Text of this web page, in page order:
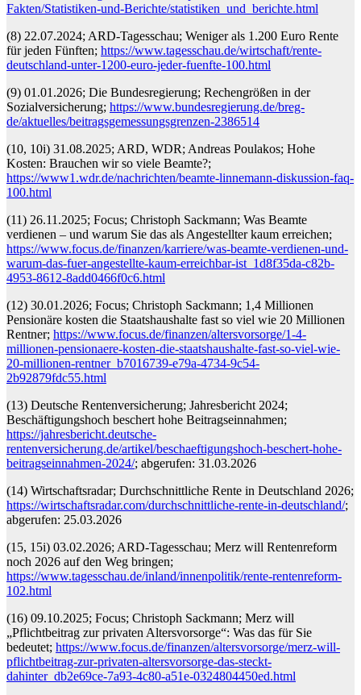
Fakten/Statistiken-und-Berichte/statistiken_und_berichte.html
(8) 22.07.2024; ARD-Tagesschau; Weniger als 1.200 Euro Rente
für jeden Fünften; https://www.tagesschau.de/wirtschaft/rente-
deutschland-unter-1200-euro-jeder-fuenfte-100.html
(9) 01.01.2026; Die Bundesregierung; Rechengrößen in der
Sozialversicherung; https://www.bundesregierung.de/breg-
de/aktuelles/beitragsgemessungsgrenzen-2386514
(10, 10i) 31.08.2025; ARD, WDR; Andreas Poulakos; Hohe
Kosten: Brauchen wir so viele Beamte?;
https://www1.wdr.de/nachrichten/beamte-linnemann-diskussion-faq-
100.html
(11) 26.11.2025; Focus; Christoph Sackmann; Was Beamte
verdienen – und warum Sie das als Angestellter kaum erreichen;
https://www.focus.de/finanzen/karriere/was-beamte-verdienen-und-
warum-das-fuer-angestellte-kaum-erreichbar-ist_1d8f35da-c82b-
4953-8612-8add0466f0c6.html
(12) 30.01.2026; Focus; Christoph Sackmann; 1,4 Millionen
Pensionäre kosten die Staatshaushalte fast so viel wie 20 Millionen
Rentner; https://www.focus.de/finanzen/altersvorsorge/1-4-
millionen-pensionaere-kosten-die-staatshaushalte-fast-so-viel-wie-
20-millionen-rentner_b7016739-e79a-4734-9c54-
2b92879fdc55.html
(13) Deutsche Rentenversicherung; Jahresbericht 2024;
Beschäftigungshoch beschert hohe Beitragseinnahmen;
https://jahresbericht.deutsche-
rentenversicherung.de/artikel/beschaeftigungshoch-beschert-hohe-
beitragseinnahmen-2024/; abgerufen: 31.03.2026
(14) Wirtschaftsradar; Durchschnittliche Rente in Deutschland 2026;
https://wirtschaftsradar.com/durchschnittliche-rente-in-deutschland/;
abgerufen: 25.03.2026
(15, 15i) 03.02.2026; ARD-Tagesschau; Merz will Rentenreform
noch 2026 auf den Weg bringen;
https://www.tagesschau.de/inland/innenpolitik/rente-rentenreform-
102.html
(16) 09.10.2025; Focus; Christoph Sackmann; Merz will
„Pflichtbeitrag zur privaten Altersvorsorge“: Was das für Sie
bedeutet; https://www.focus.de/finanzen/altersvorsorge/merz-will-
pflichtbeitrag-zur-privaten-altersvorsorge-das-steckt-
dahinter_db2e69ce-7a93-4c80-a51e-0324804450ed.html